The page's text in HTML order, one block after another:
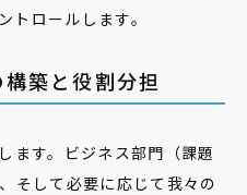
トロールします。
築と役割分担
ます。ビジネス部門（課題
そして必要に応じて我々の